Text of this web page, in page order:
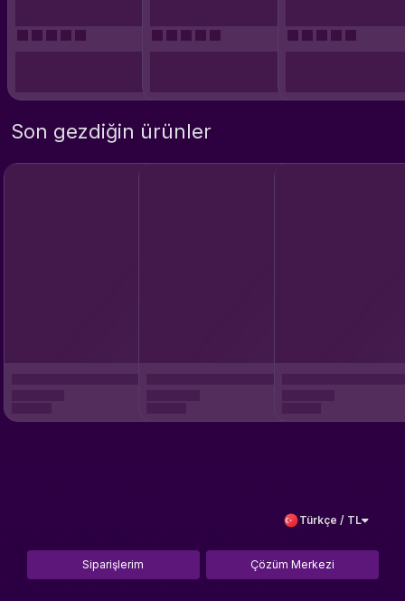
Son gezdiğin ürünler
Türkçe / TL
Siparişlerim Çözüm Merkezi